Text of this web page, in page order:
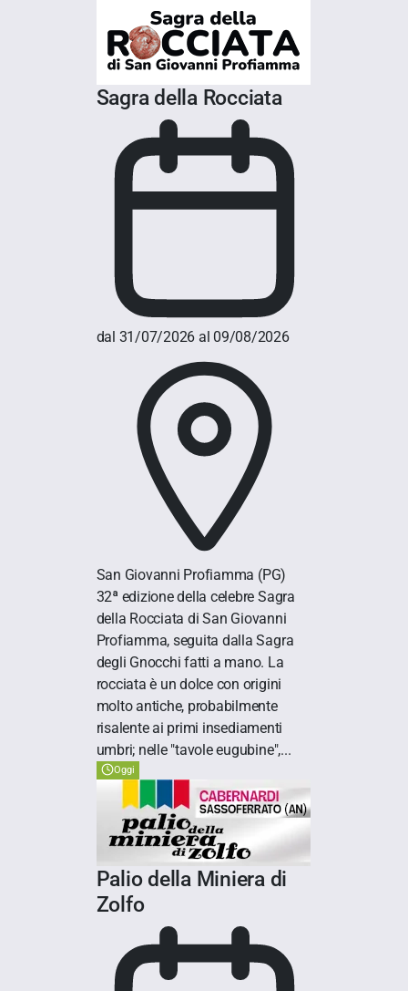
Sagra della Rocciata
dal 31/07/2026 al 09/08/2026
San Giovanni Profiamma (PG)
32ª edizione della celebre Sagra
della Rocciata di San Giovanni
Profiamma, seguita dalla Sagra
degli Gnocchi fatti a mano. La
rocciata è un dolce con origini
molto antiche, probabilmente
risalente ai primi insediamenti
umbri; nelle "tavole eugubine",...
Oggi
Palio della Miniera di
Zolfo